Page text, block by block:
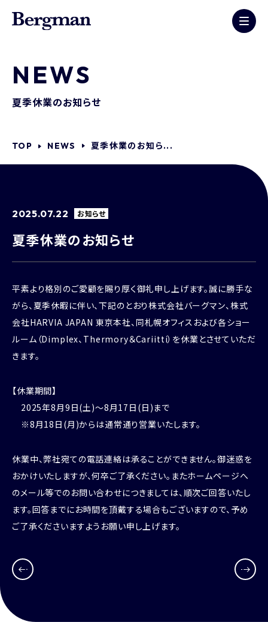
NEWS
夏季休業のお知らせ
TOP NEWS 夏季休業のお知ら...
2025.07.22 お知らせ
夏季休業のお知らせ
平素より格別のご愛顧を賜り厚く御礼申し上げます。誠に勝手な
がら、夏季休暇に伴い、下記のとおり株式会社バーグマン、株式
会社HARVIA JAPAN 東京本社、同札幌オフィスおよび各ショー
ルーム（Dimplex、Thermory＆Cariitti）を休業とさせていただ
きます。
【休業期間】
2025年8月9日(土)～8月17日(日)まで
※8月18日(月)からは通常通り営業いたします。
休業中、弊社宛ての電話連絡は承ることができません。御迷惑を
おかけいたしますが、何卒ご了承ください。またホームページへ
のメール等でのお問い合わせにつきましては、順次ご回答いたし
ます。回答までにお時間を頂戴する場合もございますので、予め
ご了承くださいますようお願い申し上げます。